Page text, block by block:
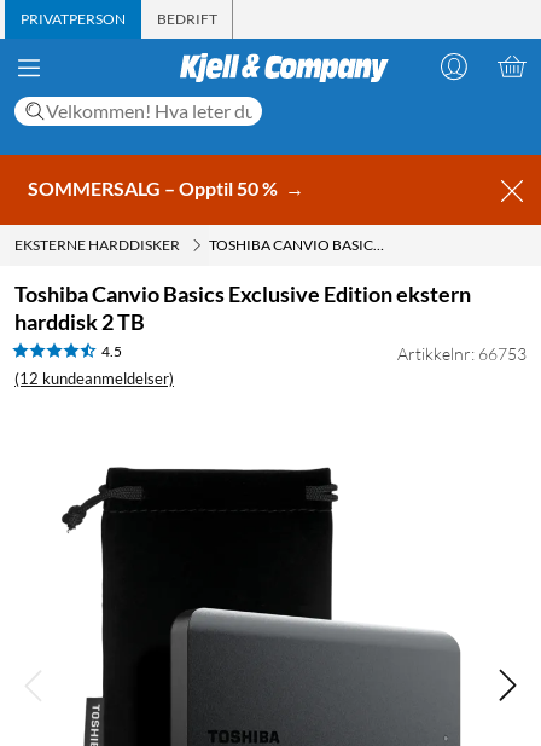
PRIVATPERSON BEDRIFT
SOMMERSALG – Opptil 50 % →
EKSTERNE HARDDISKER TOSHIBA CANVIO BASICS EXCLUSIVE EDITION EKSTERN HARDDISK 2 TB
Toshiba Canvio Basics Exclusive Edition ekstern
harddisk 2 TB
4.5
(12 kundeanmeldelser)
Artikkelnr: 66753